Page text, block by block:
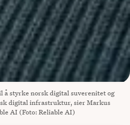
å styrke norsk digital suverenitet og
digital infrastruktur, sier Markus
AI (Foto: Reliable AI)